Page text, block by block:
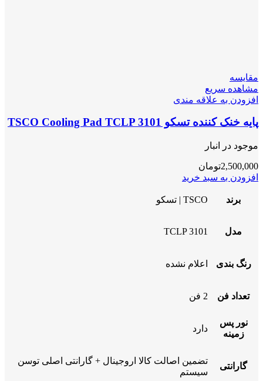
مقایسه
مشاهده سریع
افزودن به علاقه مندی
پایه خنک کننده تسکو TSCO Cooling Pad TCLP 3101
موجود در انبار
2,500,000تومان
افزودن به سبد خرید
برند TSCO | تسکو
مدل TCLP 3101
رنگ بندی اعلام نشده
تعداد فن 2 فن
نور پس
زمینه
دارد
گارانتی
تضمین اصالت کالا اروجینال + گارانتی اصلی توسن
سیستم